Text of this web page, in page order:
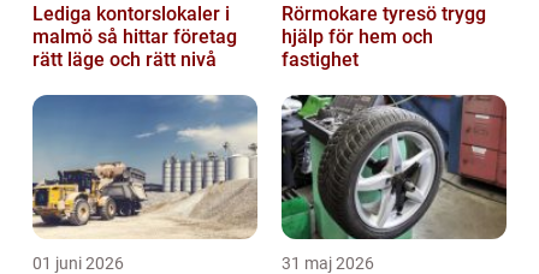
Lediga kontorslokaler i
malmö så hittar företag
rätt läge och rätt nivå
Rörmokare tyresö trygg
hjälp för hem och
fastighet
01 juni 2026 31 maj 2026